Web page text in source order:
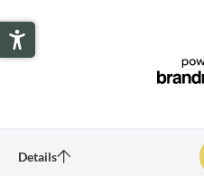
Schotter Scossicci
Details